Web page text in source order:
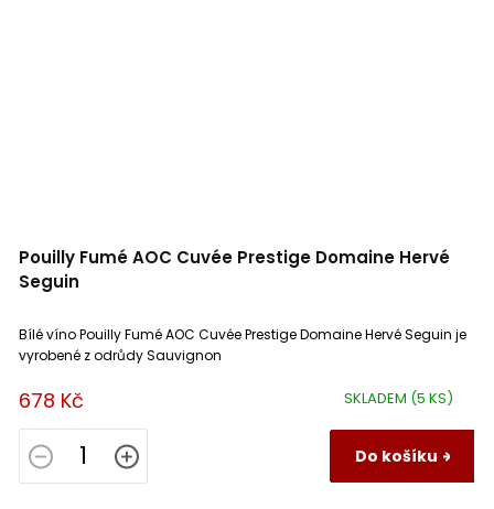
Pouilly Fumé AOC Cuvée Prestige Domaine Hervé
Seguin
SKLADEM (5 KS)
678 Kč
Do košíku
Bílé víno Pouilly Fumé AOC Cuvée Prestige Domaine Hervé Seguin je
vyrobené z odrůdy Sauvignon